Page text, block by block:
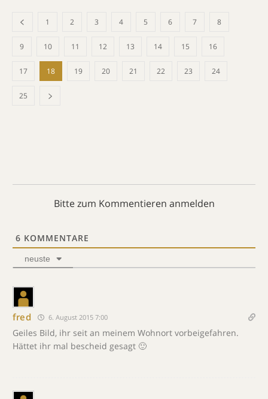
1 2 3 4 5 6 7 8
9 10 11 12 13 14 15 16
17 18 19 20 21 22 23 24
25
Bitte zum Kommentieren anmelden
6 KOMMENTARE
neuste
fred 6. August 2015 7:00
Geiles Bild, ihr seit an meinem Wohnort vorbeigefahren.
Hättet ihr mal bescheid gesagt 🙂